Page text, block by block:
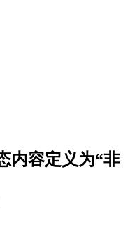
内容定义为“非